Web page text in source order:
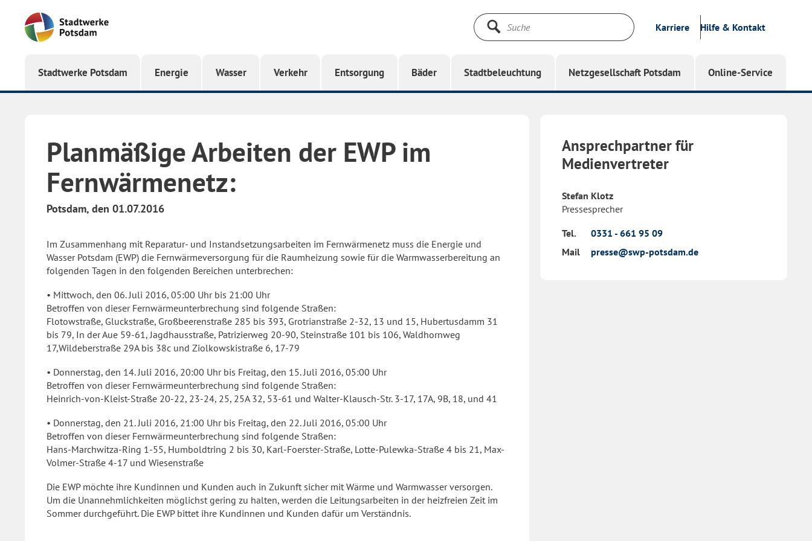
Startseite
Suche
Karriere Hilfe & Kontakt
Stadtwerke Potsdam Energie Wasser Verkehr Entsorgung Bäder Stadtbeleuchtung Netzgesellschaft Potsdam Online-Service
Planmäßige Arbeiten der EWP im
Fernwärmenetz:
Potsdam, den 01.07.2016
Im Zusammenhang mit Reparatur- und Instandsetzungsarbeiten im Fernwärmenetz muss die Energie und
Wasser Potsdam (EWP) die Fernwärmeversorgung für die Raumheizung sowie für die Warmwasserbereitung an
folgenden Tagen in den folgenden Bereichen unterbrechen:
• Mittwoch, den 06. Juli 2016, 05:00 Uhr bis 21:00 Uhr
Betroffen von dieser Fernwärmeunterbrechung sind folgende Straßen:
Flotowstraße, Gluckstraße, Großbeerenstraße 285 bis 393, Grotrianstraße 2-32, 13 und 15, Hubertusdamm 31
bis 79, In der Aue 59-61, Jagdhausstraße, Patrizierweg 20-90, Steinstraße 101 bis 106, Waldhornweg
17,Wildeberstraße 29A bis 38c und Ziolkowskistraße 6, 17-79
• Donnerstag, den 14. Juli 2016, 20:00 Uhr bis Freitag, den 15. Juli 2016, 05:00 Uhr
Betroffen von dieser Fernwärmeunterbrechung sind folgende Straßen:
Heinrich-von-Kleist-Straße 20-22, 23-24, 25, 25A 32, 53-61 und Walter-Klausch-Str. 3-17, 17A, 9B, 18, und 41
• Donnerstag, den 21. Juli 2016, 21:00 Uhr bis Freitag, den 22. Juli 2016, 05:00 Uhr
Betroffen von dieser Fernwärmeunterbrechung sind folgende Straßen:
Hans-Marchwitza-Ring 1-55, Humboldtring 2 bis 30, Karl-Foerster-Straße, Lotte-Pulewka-Straße 4 bis 21, Max-
Volmer-Straße 4-17 und Wiesenstraße
Die EWP möchte ihre Kundinnen und Kunden auch in Zukunft sicher mit Wärme und Warmwasser versorgen.
Um die Unannehmlichkeiten möglichst gering zu halten, werden die Leitungsarbeiten in der heizfreien Zeit im
Sommer durchgeführt. Die EWP bittet ihre Kundinnen und Kunden dafür um Verständnis.
Ansprechpartner für
Medienvertreter
Stefan Klotz
Pressesprecher
Tel.
0331 - 661 95 09
Mail
presse@swp-potsdam.de